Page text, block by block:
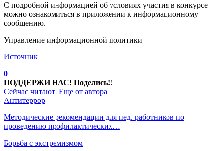
С подробной информацией об условиях участия в конкурсе
можно ознакомиться в приложении к информационному
сообщению.
Управление информационной политики
Источник
0
ПОДДЕРЖИ НАС! Поделись!!
Сейчас читают: Еще от автора
Антитеррор
Методические рекомендации для пед. работников по
проведению профилактических…
Борьба с экстремизмом